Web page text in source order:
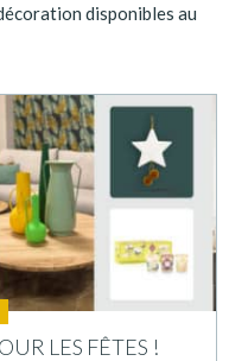
disponibles au
LES FÊTES !